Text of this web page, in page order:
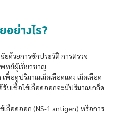
อย่างไร?
ยด้วยการซักประวัติ การตรวจ
เพทย์ผู้เชี่ยวชาญ
พื่อดูปริมาณเม็ดเลือดแดง เม็ดเลือด
รับเชื้อไข้เลือดออกจะมีปริมาณเกล็ด
เลือดออก (NS-1 antigen) หรือการ